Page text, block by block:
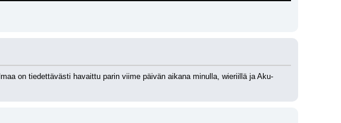
on tiedettävästi havaittu parin viime päivän aikana minulla, wieriillä ja Aku-